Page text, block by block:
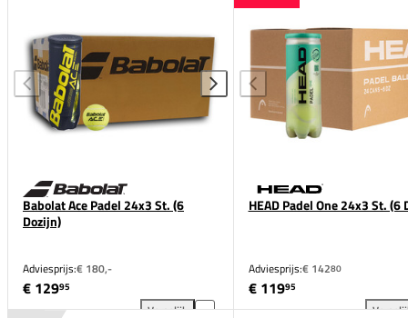
Babolat Ace Padel 24x3 St. (6
Dozijn)
Adviesprijs:€ 180,-
€ 12995
Vergelijk
HEAD Padel One 24x3 St. (6
Adviesprijs:€ 14280
€ 11995